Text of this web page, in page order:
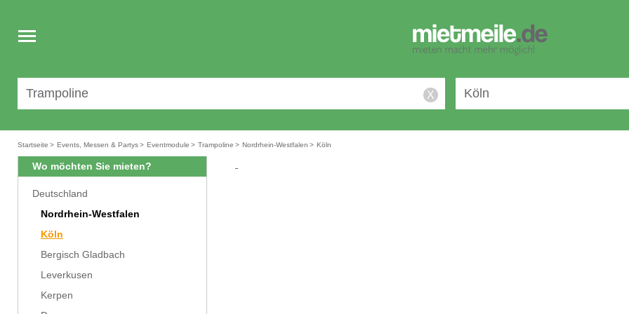
Toggle
navigation
X
Startseite > Events, Messen & Partys> Eventmodule > Trampoline > Nordrhein-Westfalen > Köln
Wo möchten Sie mieten?
Deutschland
Nordrhein-Westfalen
Köln
Bergisch Gladbach
Leverkusen
Kerpen